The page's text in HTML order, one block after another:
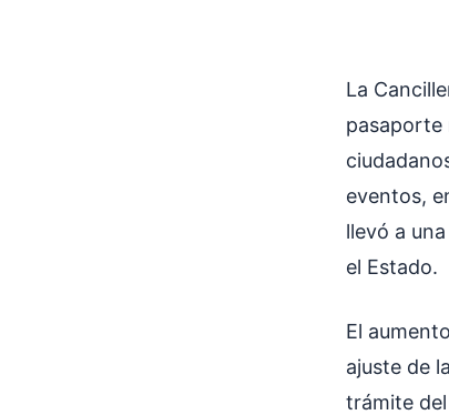
La
pasaporte
eventos,
llevó a
el Estado.
El
ajuste de
trámite